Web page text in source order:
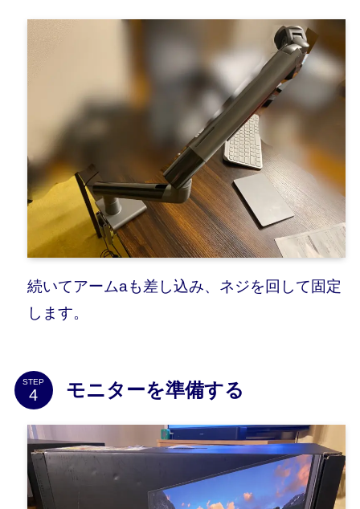
続いてアームaも差し込み、ネジを回して固定
します。
STEP モニターを準備する